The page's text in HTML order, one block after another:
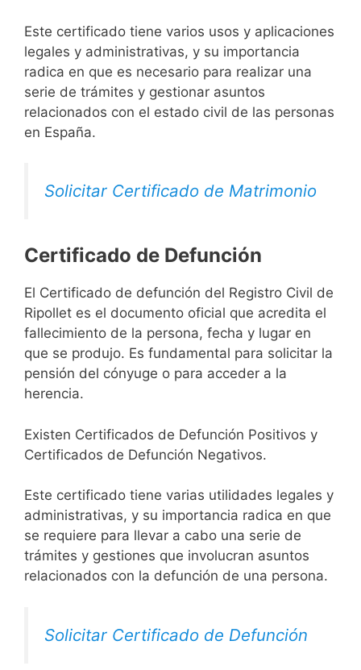
Este certificado tiene varios usos y aplicaciones
legales y administrativas, y su importancia
radica en que es necesario para realizar una
serie de trámites y gestionar asuntos
relacionados con el estado civil de las personas
en España.
Solicitar Certificado de Matrimonio
Certificado de Defunción
El Certificado de defunción del Registro Civil de
Ripollet es el documento oficial que acredita el
fallecimiento de la persona, fecha y lugar en
que se produjo. Es fundamental para solicitar la
pensión del cónyuge o para acceder a la
herencia.
Existen Certificados de Defunción Positivos y
Certificados de Defunción Negativos.
Este certificado tiene varias utilidades legales y
administrativas, y su importancia radica en que
se requiere para llevar a cabo una serie de
trámites y gestiones que involucran asuntos
relacionados con la defunción de una persona.
Solicitar Certificado de Defunción